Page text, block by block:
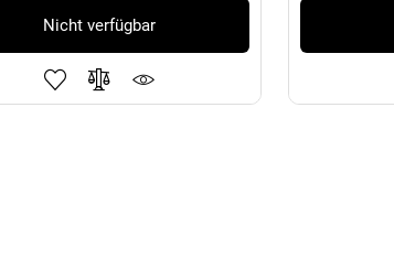
Nicht verfügbar